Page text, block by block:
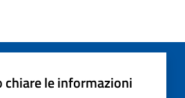
chiare le informazioni